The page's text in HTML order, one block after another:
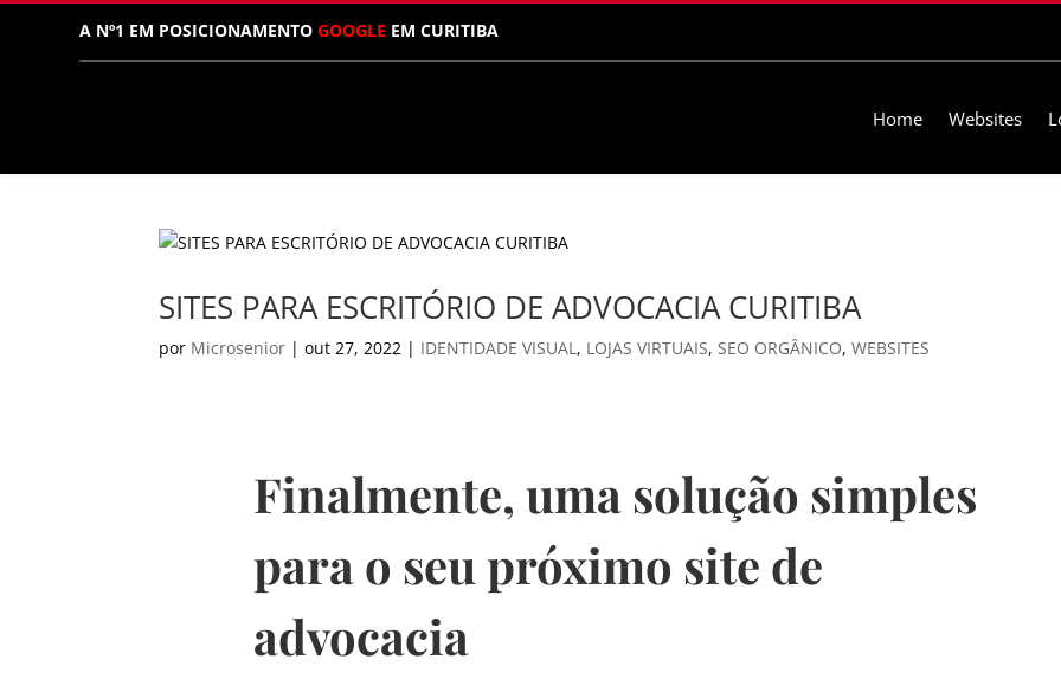
A Nº1 EM POSICIONAMENTOGOOGLE EM CURITIBA
Home Websites
SITES PARA ESCRITÓRIO DE ADVOCACIA CURITIBA
por Microsenior |out 27, 2022 | IDENTIDADE VISUAL , LOJAS VIRTUAIS, SEO ORGÂNICO,WEBSITES
Finalmente, uma solução simples
para o seu próximo site de
advocacia